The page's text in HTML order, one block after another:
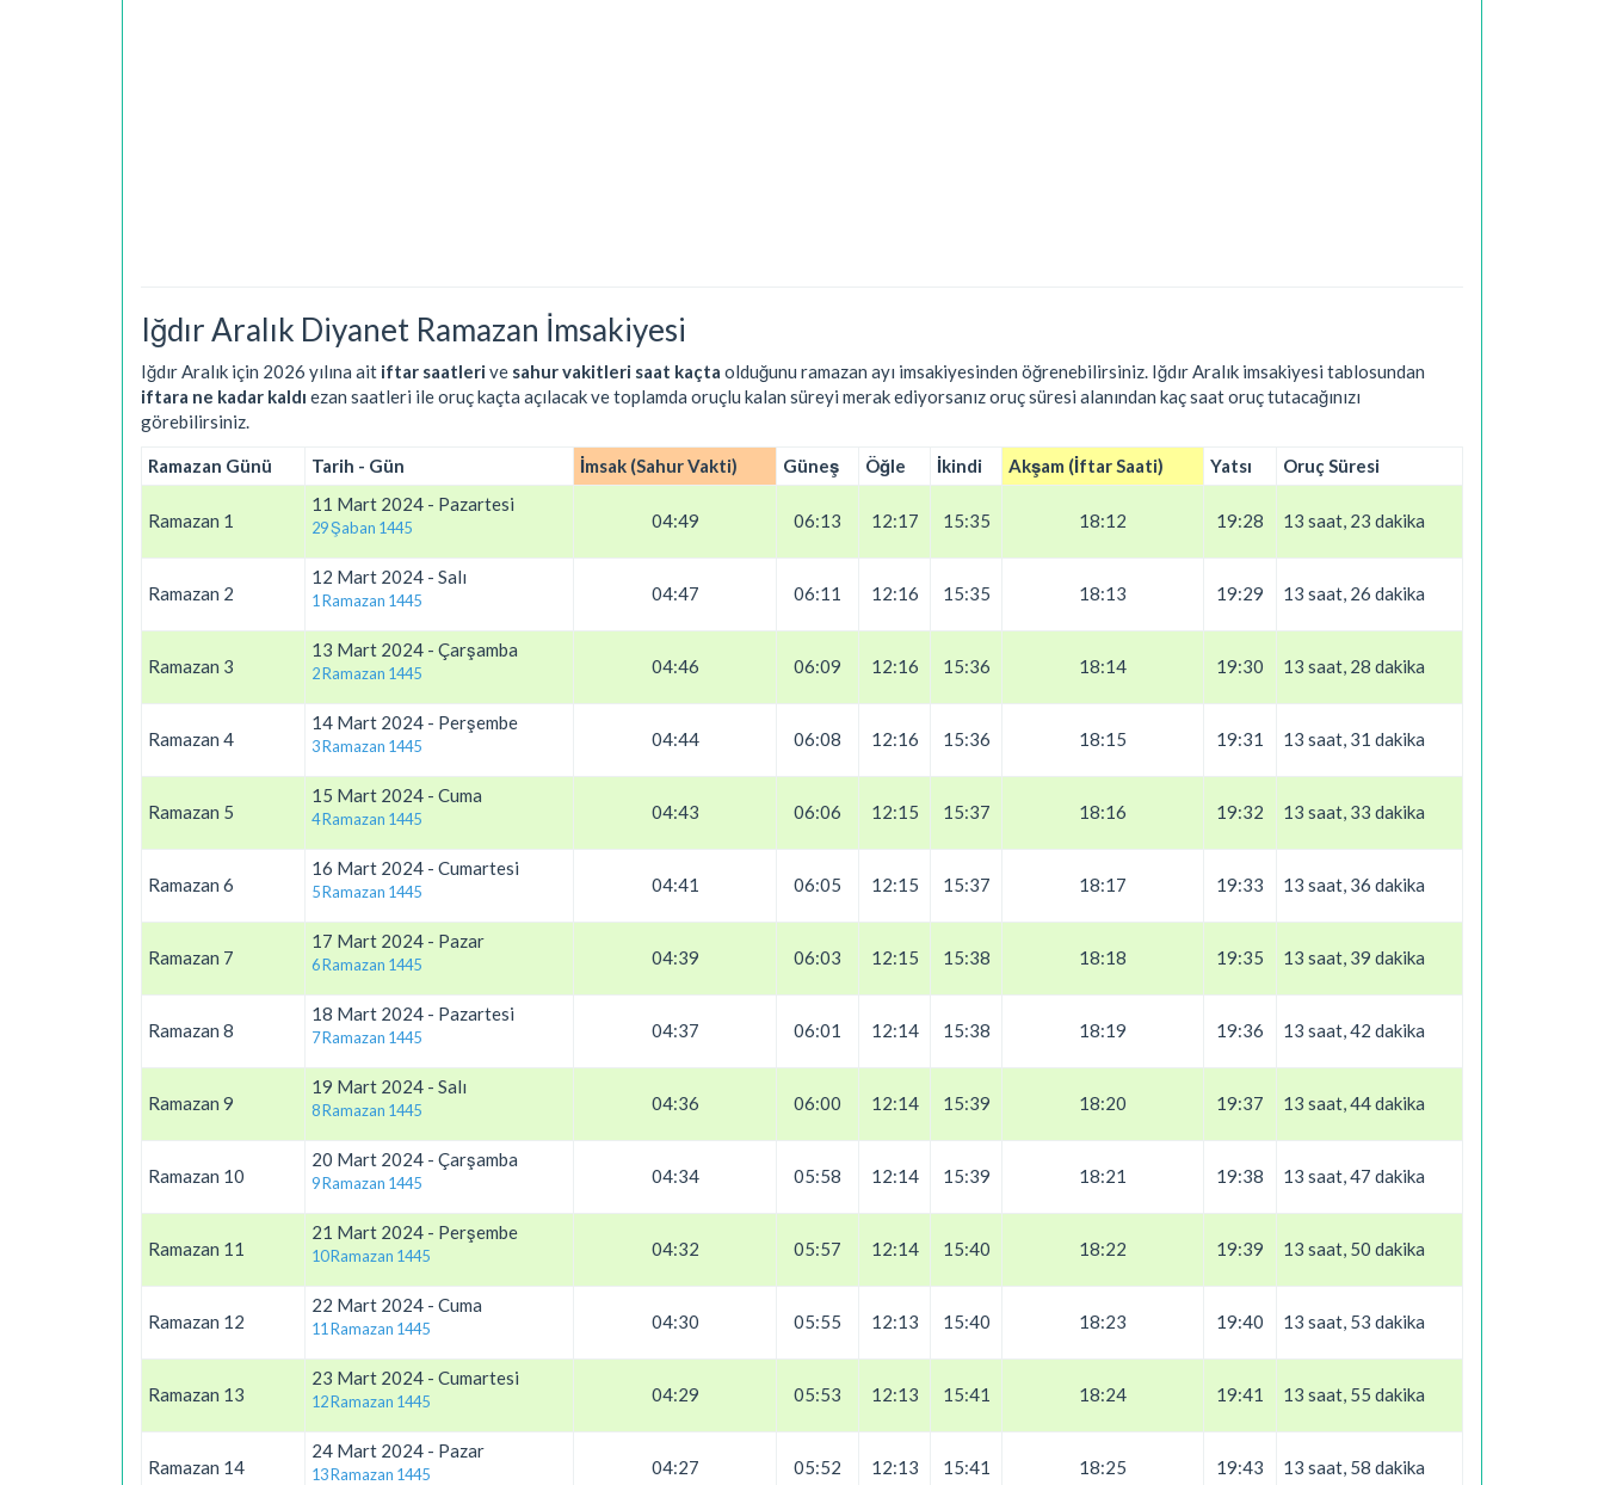
Iğdır Aralık Diyanet Ramazan İmsakiyesi
Iğdır Aralık için 2026 yılına ait iftar saatlerive sahur vakitleri saat kaçta olduğunu ramazan ayı imsakiyesinden öğrenebilirsiniz. Iğdır Aralık imsakiyesi tablosundan
iftara ne kadar kaldı ezan saatleri ile oruç kaçta açılacak ve toplamda oruçlu kalan süreyi merak ediyorsanız oruç süresi alanından kaç saat oruç tutacağınızı
görebilirsiniz.
Ramazan Günü Tarih - Gün İmsak (Sahur Vakti) Güneş Öğle İkindi Akşam (İftar Saati) Yatsı Oruç Süresi
Ramazan 1
11 Mart 2024 - Pazartesi
29 Şaban 1445 04:49 06:13 12:17 15:35 18:12 19:28 13 saat, 23 dakika
Ramazan 2
12 Mart 2024 - Salı
1 Ramazan 1445 04:47 06:11 12:16 15:35 18:13 19:29 13 saat, 26 dakika
Ramazan 3
13 Mart 2024 - Çarşamba
2 Ramazan 1445 04:46 06:09 12:16 15:36 18:14 19:30 13 saat, 28 dakika
Ramazan 4
14 Mart 2024 - Perşembe
3 Ramazan 1445 04:44 06:08 12:16 15:36 18:15 19:31 13 saat, 31 dakika
Ramazan 5
15 Mart 2024 - Cuma
4 Ramazan 1445 04:43 06:06 12:15 15:37 18:16 19:32 13 saat, 33 dakika
Ramazan 6
16 Mart 2024 - Cumartesi
5 Ramazan 1445 04:41 06:05 12:15 15:37 18:17 19:33 13 saat, 36 dakika
Ramazan 7
17 Mart 2024 - Pazar
6 Ramazan 1445 04:39 06:03 12:15 15:38 18:18 19:35 13 saat, 39 dakika
Ramazan 8
18 Mart 2024 - Pazartesi
7 Ramazan 1445 04:37 06:01 12:14 15:38 18:19 19:36 13 saat, 42 dakika
Ramazan 9
19 Mart 2024 - Salı
8 Ramazan 1445 04:36 06:00 12:14 15:39 18:20 19:37 13 saat, 44 dakika
Ramazan 10
20 Mart 2024 - Çarşamba
9 Ramazan 1445 04:34 05:58 12:14 15:39 18:21 19:38 13 saat, 47 dakika
Ramazan 11
21 Mart 2024 - Perşembe
10 Ramazan 1445 04:32 05:57 12:14 15:40 18:22 19:39 13 saat, 50 dakika
Ramazan 12
22 Mart 2024 - Cuma
11 Ramazan 1445 04:30 05:55 12:13 15:40 18:23 19:40 13 saat, 53 dakika
Ramazan 13
23 Mart 2024 - Cumartesi
12 Ramazan 1445 04:29 05:53 12:13 15:41 18:24 19:41 13 saat, 55 dakika
Ramazan 14
24 Mart 2024 - Pazar
13 Ramazan 1445 04:27 05:52 12:13 15:41 18:25 19:43 13 saat, 58 dakika